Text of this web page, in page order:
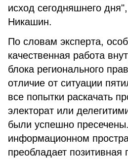
исход сегодняшнего
Никашин.
По словам эксперта,
качественная работа
блока регионального
отличие от ситуации
все попытки раскачать
электорат или
были успешно
информационном
преобладает позитивная